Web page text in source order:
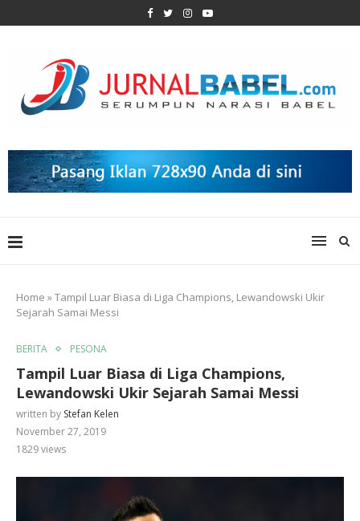
Home »Tampil Luar Biasa di Liga Champions, Lewandowski Ukir
Sejarah Samai Messi
BERITA PESONA
Tampil Luar Biasa di Liga Champions,
Lewandowski Ukir Sejarah Samai Messi
written by Stefan Kelen
November 27, 2019
1829views